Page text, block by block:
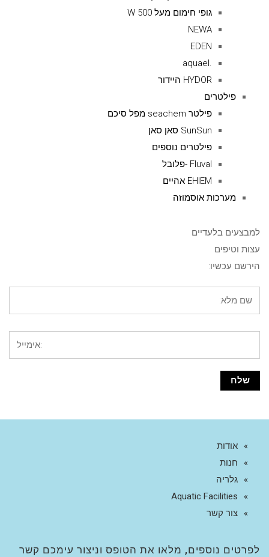
גופי חימום מעל 500 W
NEWA
EDEN
.aquael
HYDOR היידור
פילטרים
פילטר seachem מפל סיכם
SunSun סאן סאן
פילטרים נוספים
Fluval -פלובל
EHIEM אהיים
מערכות אוסמוזה
למבצעים בלעדיים
עצות וטיפים
הירשם עכשיו:
אודות
חנות
גלריה
Aquatic Facilities
צור קשר
לפרטים נוספים, מלאו את הטופס וניצור עימכם קשר